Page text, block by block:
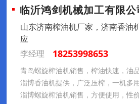
临沂鸿剑机械加工有限公
山东济南榨油机厂家，济南香油
应
李经理
18253998653
青岛螺旋榨油机销售，榨油快速，油
淄博香油机提供，广泛压榨，一机多
淄博螺旋榨油机销售，方便使用，性